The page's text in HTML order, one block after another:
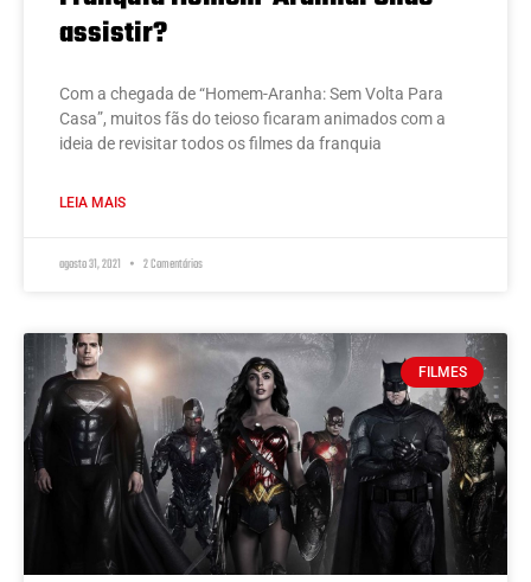
assistir?
Com a chegada de “Homem-Aranha: Sem Volta Para
Casa”, muitos fãs do teioso ficaram animados com a
ideia de revisitar todos os filmes da franquia
LEIA MAIS
agosto 31, 2021 2 Comentários
FILMES